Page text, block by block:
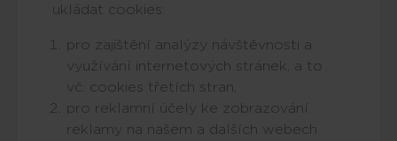
ukládat cookies:
pro zajištění analýzy návštěvnosti a
využívání internetových stránek, a to
vč. cookies třetích stran,
pro reklamní účely ke zobrazování
reklamy na našem a dalších webech